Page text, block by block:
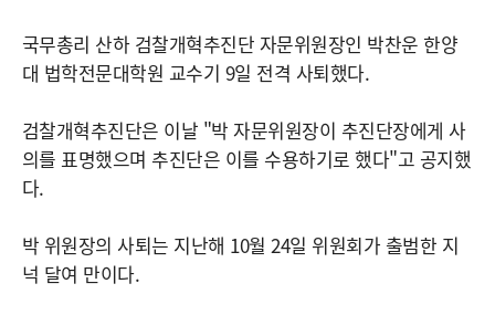
국무총리 산하 검찰개혁추진단 자문위원장인 박찬운 한양
대 법학전문대학원 교수기 9일 전격 사퇴했다.
검찰개혁추진단은 이날 "박 자문위원장이 추진단장에게 사
의를 표명했으며 추진단은 이를 수용하기로 했다"고 공지했
다.
박 위원장의 사퇴는 지난해 10월 24일 위원회가 출범한 지
넉 달여 만이다.